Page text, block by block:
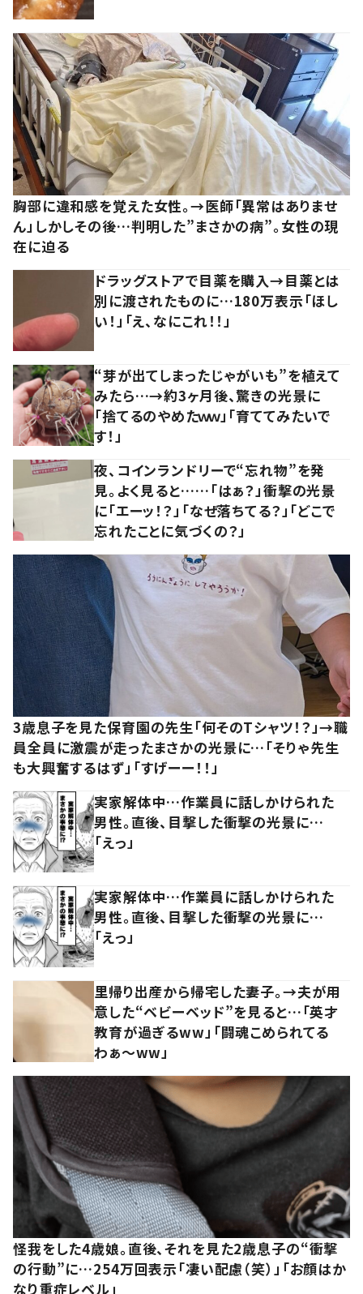
胸部に違和感を覚えた女性。→医師「異常はありませ
ん」しかしその後…判明した”まさかの病”。女性の現
在に迫る
ドラッグストアで目薬を購入→目薬とは
別に渡されたものに…180万表示「ほし
い！」「え、なにこれ！！」
“芽が出てしまったじゃがいも”を植えて
みたら…→約3ヶ月後、驚きの光景に
「捨てるのやめたｗｗ」「育ててみたいで
す！」
夜、コインランドリーで“忘れ物”を発
見。よく見ると……「はぁ？」衝撃の光景
に「エーッ！？」「なぜ落ちてる？」「どこで
忘れたことに気づくの？」
3歳息子を見た保育園の先生「何そのTシャツ！？」→職
員全員に激震が走ったまさかの光景に…「そりゃ先生
も大興奮するはず」「すげーー！！」
実家解体中…作業員に話しかけられた
男性。直後、目撃した衝撃の光景に…
「えっ」
実家解体中…作業員に話しかけられた
男性。直後、目撃した衝撃の光景に…
「えっ」
里帰り出産から帰宅した妻子。→夫が用
意した“ベビーベッド”を見ると…「英才
教育が過ぎるww」「闘魂こめられてる
わぁ～ww」
怪我をした4歳娘。直後、それを見た2歳息子の“衝撃
の行動”に…254万回表示「凄い配慮（笑）」「お顔はか
なり重症レベル」